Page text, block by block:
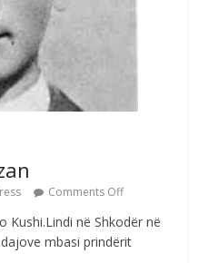
Comments Off
dua ty
Comments Off
Comments Off
Kushi.Lindi në Shkodër në
mbasi prindërit